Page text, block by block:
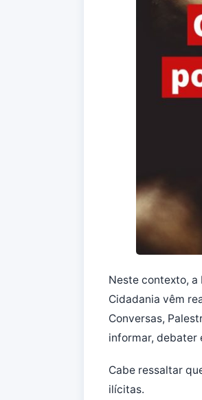
Neste contexto, a
Cidadania vêm
Conversas,
informar, debater
Cabe ressaltar
ilícitas.